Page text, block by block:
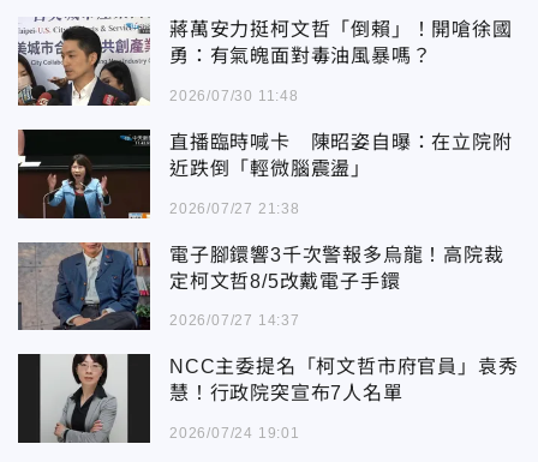
蔣萬安力挺柯文哲「倒賴」！開嗆徐國
勇：有氣魄面對毒油風暴嗎？
2026/07/30 11:48
直播臨時喊卡 陳昭姿自曝：在立院附
近跌倒「輕微腦震盪」
2026/07/27 21:38
電子腳鐶響3千次警報多烏龍！高院裁
定柯文哲8/5改戴電子手鐶
2026/07/27 14:37
NCC主委提名「柯文哲市府官員」袁秀
慧！行政院突宣布7人名單
2026/07/24 19:01